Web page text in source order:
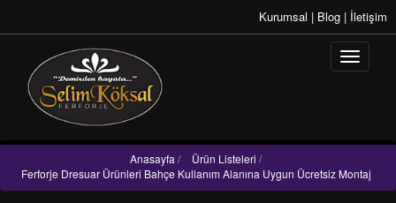
Kurumsal | Blog | İletişim
Anasayfa / Ürün Listeleri /
Ferforje Dresuar Ürünleri Bahçe Kullanım Alanına Uygun Ücretsiz Montaj